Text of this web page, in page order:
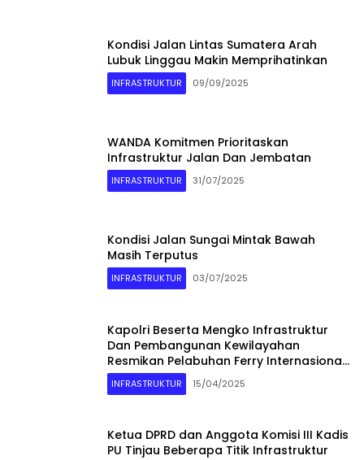
Kondisi Jalan Lintas Sumatera Arah
Lubuk Linggau Makin Memprihatinkan
INFRASTRUKTUR 09/09/2025
WANDA Komitmen Prioritaskan
Infrastruktur Jalan Dan Jembatan
INFRASTRUKTUR 31/07/2025
Kondisi Jalan Sungai Mintak Bawah
Masih Terputus
INFRASTRUKTUR 03/07/2025
Kapolri Beserta Mengko Infrastruktur
Dan Pembangunan Kewilayahan
Resmikan Pelabuhan Ferry Internasional
Gold Coast Bengkong
INFRASTRUKTUR 15/04/2025
Ketua DPRD dan Anggota Komisi III Kadis
PU Tinjau Beberapa Titik Infrastruktur